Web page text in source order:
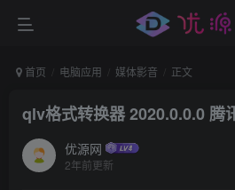
首页 电脑应用 媒体影音 正文
qlv格式转换器 2020.0.0.0 腾
优源网
2年前更新